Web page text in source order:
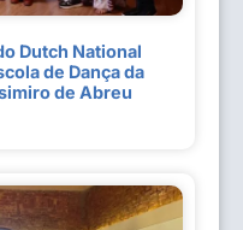
Dutch National
de Dança da
de Abreu